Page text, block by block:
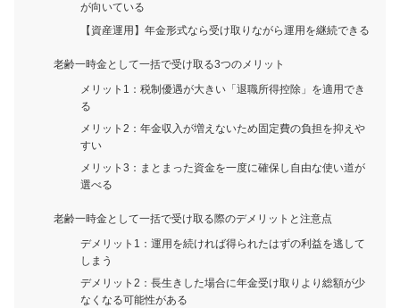
が向いている
【資産運用】年金形式なら受け取りながら運用を継続できる
老齢一時金として一括で受け取る3つのメリット
メリット1：税制優遇が大きい「退職所得控除」を適用でき
る
メリット2：年金収入が増えないため固定費の負担を抑えや
すい
メリット3：まとまった資金を一度に確保し自由な使い道が
選べる
老齢一時金として一括で受け取る際のデメリットと注意点
デメリット1：運用を続ければ得られたはずの利益を逃して
しまう
デメリット2：長生きした場合に年金受け取りより総額が少
なくなる可能性がある